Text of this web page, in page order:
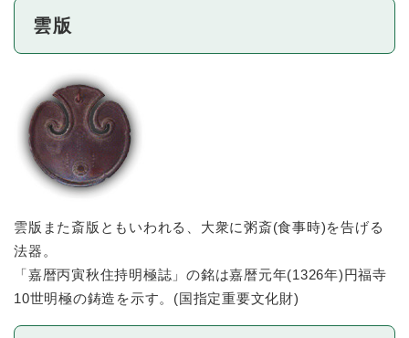
雲版
雲版また斎版ともいわれる、大衆に粥斎(食事時)を告げる
法器。
「嘉暦丙寅秋住持明極誌」の銘は嘉暦元年(1326年)円福寺
10世明極の鋳造を示す。(国指定重要文化財)